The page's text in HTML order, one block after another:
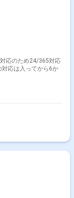
応のため24/365対応
対応は入ってから6か